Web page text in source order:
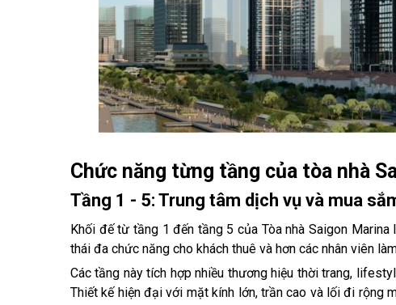
Chức năng từng tầng của tòa nhà
Tầng 1 - 5: Trung tâm dịch vụ và mua
Khối đế từ tầng 1 đến tầng 5 của Tòa nhà Saigon
thái đa chức năng cho khách thuê và hơn các nhân viên
Các tầng này tích hợp nhiều thương hiệu thời trang,
Thiết kế hiện đại với mặt kính lớn, trần cao và lối đi rộng